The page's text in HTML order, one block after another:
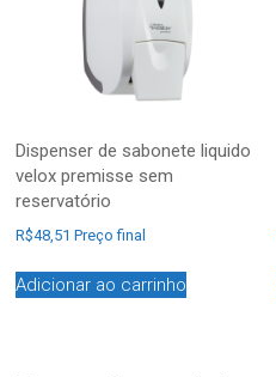
Dispenser de sabonete liquido
velox premisse sem
reservatório
R$48,51 Preço final
Adicionar ao carrinho